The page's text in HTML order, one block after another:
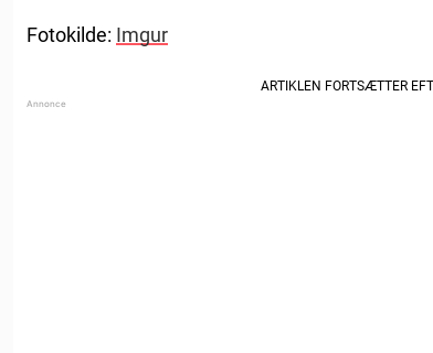
Fotokilde: Imgur